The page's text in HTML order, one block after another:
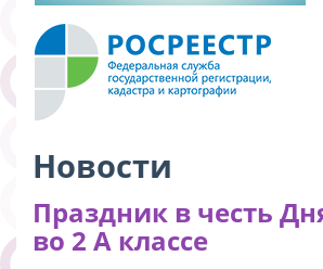
Новости
Праздник в честь
во 2 А классе